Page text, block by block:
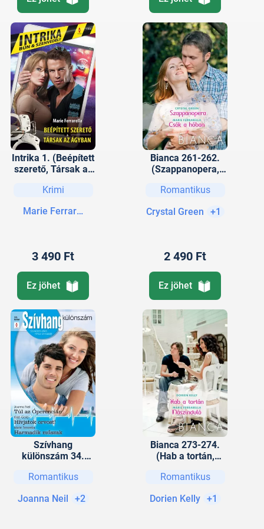
Intrika 1. (Beépített
szerető, Társak az
Krimi
Marie Ferrarella
3 490 Ft
Ez jöhet
Bianca 261-262.
(Szappanopera,
Romantikus
Crystal Green
+1
2 490 Ft
Ez jöhet
Szívhang
különszám 34.
Óperencián,
Harmadik műszak)
Romantikus
Joanna Neil
+2
Bianca 273-274.
(Hab a tortán,
Romantikus
Dorien Kelly
+1